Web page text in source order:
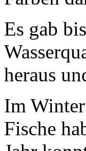
Es gab
heraus
Im
Fische